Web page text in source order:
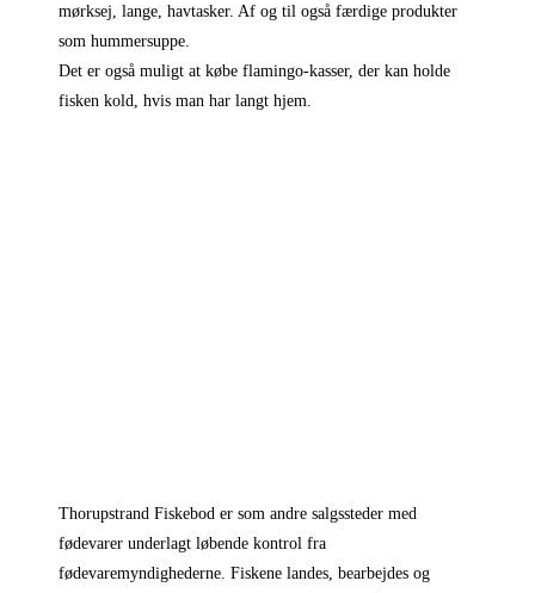
mørksej, lange, havtasker. Af og til også færdige produkter
som hummersuppe.
Det er også muligt at købe flamingo-kasser, der kan holde
fisken kold, hvis man har langt hjem.
Thorupstrand Fiskebod er som andre salgssteder med
fødevarer underlagt løbende kontrol fra
fødevaremyndighederne. Fiskene landes, bearbejdes og